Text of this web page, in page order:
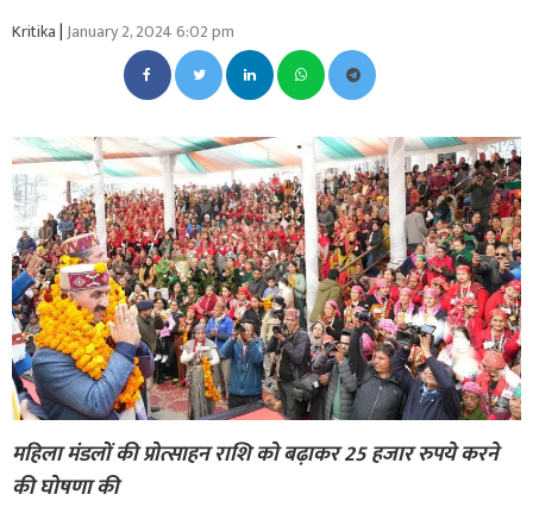
Kritika|January 2, 2024 6:02 pm
महिला मंडलों की प्रोत्साहन राशि को बढ़ाकर 25 हजार रुपये करने
की घोषणा की